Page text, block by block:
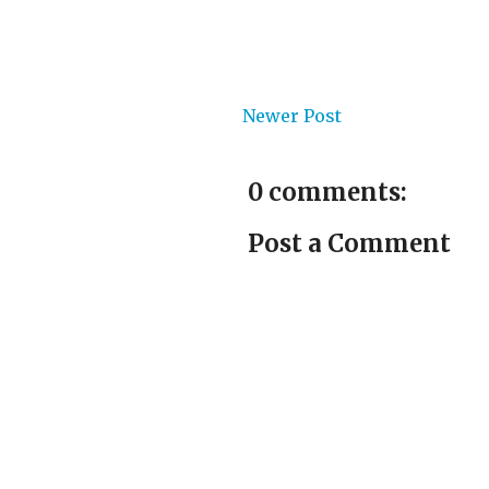
Newer Post
0 comments:
Post a Comment